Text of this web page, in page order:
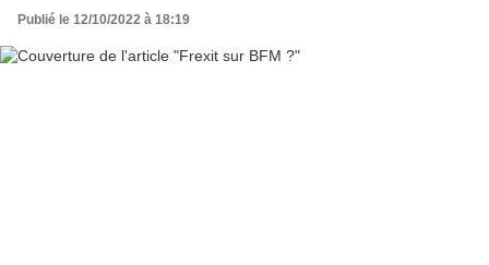
Publié le 12/10/2022 à 18:19